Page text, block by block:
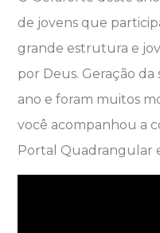
de jovens que
grande estrutura e
por Deus. Geração
ano e foram muitos
você acompanhou a
Portal Quadrangular